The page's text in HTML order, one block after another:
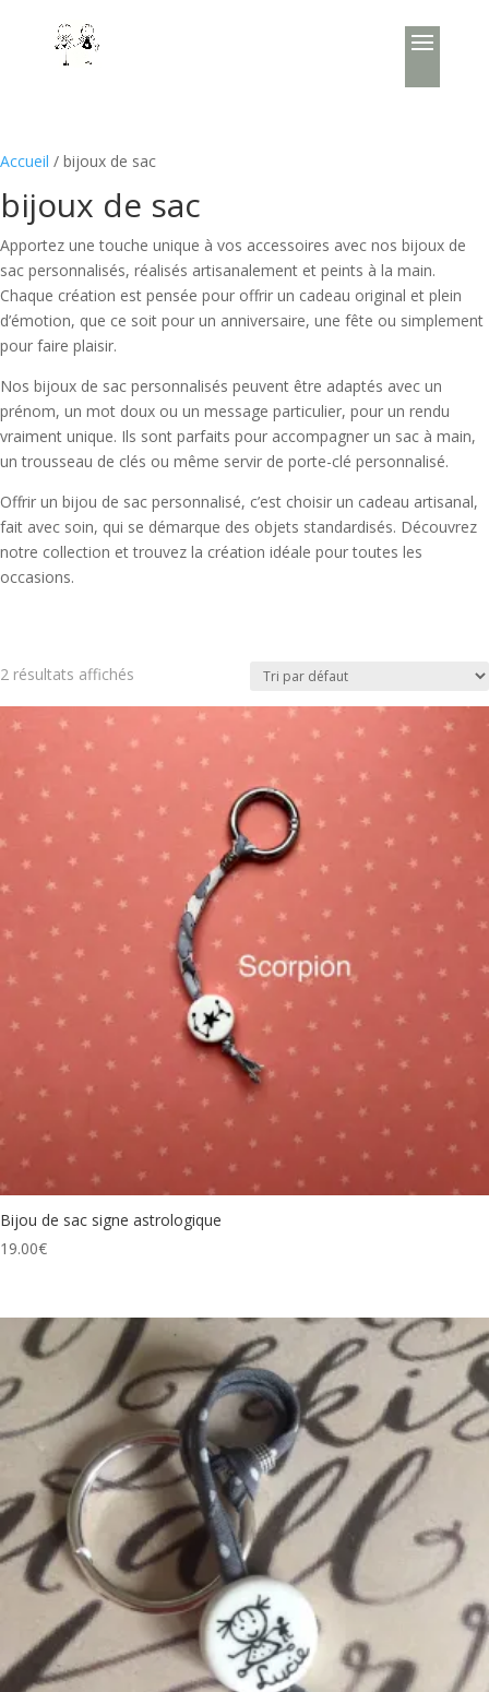
Accueil / bijoux de sac
bijoux de sac
Apportez une touche unique à vos accessoires avec nos bijoux de
sac personnalisés, réalisés artisanalement et peints à la main.
Chaque création est pensée pour offrir un cadeau original et plein
d’émotion, que ce soit pour un anniversaire, une fête ou simplement
pour faire plaisir.
Nos bijoux de sac personnalisés peuvent être adaptés avec un
prénom, un mot doux ou un message particulier, pour un rendu
vraiment unique. Ils sont parfaits pour accompagner un sac à main,
un trousseau de clés ou même servir de porte-clé personnalisé.
Offrir un bijou de sac personnalisé, c’est choisir un cadeau artisanal,
fait avec soin, qui se démarque des objets standardisés. Découvrez
notre collection et trouvez la création idéale pour toutes les
occasions.
2 résultats affichés
Bijou de sac signe astrologique
19.00€